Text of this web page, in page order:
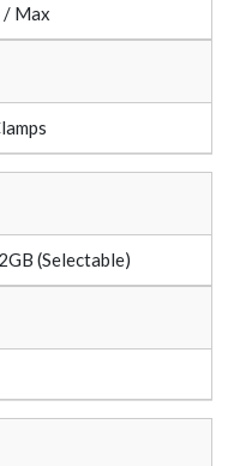
/ Max
(Selectable)